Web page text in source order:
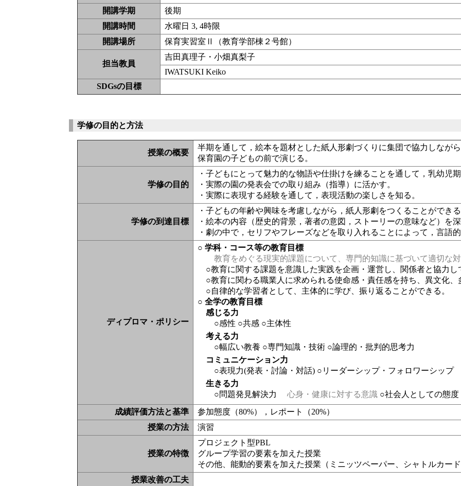
開講学期
後期
開講時間
水曜日 3, 4時限
開講場所
保育実習室Ⅱ（教育学部棟２号館）
担当教員
吉田真理子・小畑真梨子
IWATSUKI Keiko
SDGsの目標
学修の目的と方法
授業の概要
半期を通して，絵本を題材とした紙人形劇づくりに集団で協力しなが
保育園の子どもの前で演じる。
学修の目的
・子どもにとって魅力的な物語や仕掛けを練ることを通して，乳幼児
・実際の園の発表会での取り組み（指導）に活かす。
・実際に表現する経験を通して，表現活動の楽しさを知る。
学修の到達目標
・子どもの年齢や興味を考慮しながら，紙人形劇をつくることができる
・絵本の内容（歴史的背景，著者の意図，ストーリーの意味など）を
・劇の中で，セリフやフレーズなどを取り入れることによって，言語
ディプロマ・ポリシー
○ 学科・コース等の教育目標
教育をめぐる現実的課題について、専門的知識に基づいて適切な対
○教育に関する課題を意識した実践を企画・運営し、関係者と協力し
○教育に関わる職業人に求められる使命感・責任感を持ち、異文化、
○自律的な学習者として、主体的に学び、振り返ることができる。
○ 全学の教育目標
感じる力
○感性 ○共感 ○主体性
考える力
○幅広い教養 ○専門知識・技術 ○論理的・批判的思考力
コミュニケーション力
○表現力(発表・討論・対話) ○リーダーシップ・フォロワーシップ
生きる力
○問題発見解決力
心身・健康に対する意識 ○社会人としての態度
成績評価方法と基準
参加態度（80%），レポート（20%）
授業の方法
演習
授業の特徴
プロジェクト型PBL
グループ学習の要素を加えた授業
その他、能動的要素を加えた授業（ ミニッツペーパー、シャトルカード
授業改善の工夫